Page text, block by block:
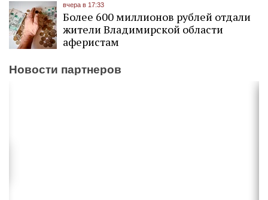
вчера в 17:33
Более 600 миллионов рублей отдали
жители Владимирской области
аферистам
Новости партнеров